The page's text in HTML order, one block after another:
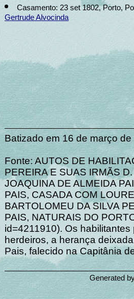
Casamento: 23 set 1802, Porto,
Gertrude Alvocinda
Batizado em 16 de março de
Fonte: AUTOS DE
PEREIRA E SUAS IRMÃS
JOAQUINA DE ALMEIDA
PAIS, CASADA COM
BARTOLOMEU DA SILVA
PAIS, NATURAIS DO
id=4211910). Os
herdeiros, a herança
Pais, falecido na Capitânia
Generated